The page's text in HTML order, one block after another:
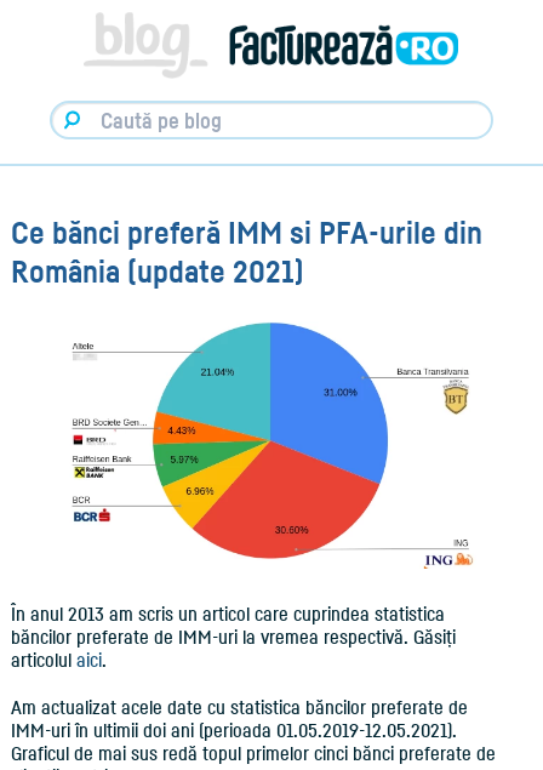
Factureaza.ro
Ce bănci preferă IMM si PFA-urile din
România (update 2021)
În anul 2013 am scris un articol care cuprindea statistica
băncilor preferate de IMM-uri la vremea respectivă. Găsiți
articolul aici.
Am actualizat acele date cu statistica băncilor preferate de
IMM-uri în ultimii doi ani (perioada 01.05.2019-12.05.2021).
Graficul de mai sus redă topul primelor cinci bănci preferate de